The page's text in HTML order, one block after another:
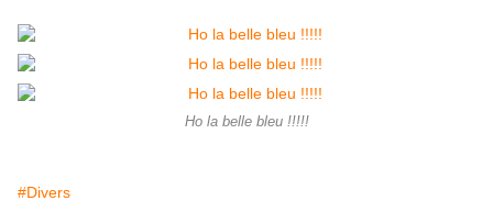
Ho la belle bleu !!!!!
#Divers